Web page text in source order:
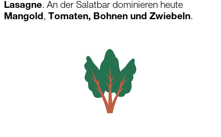
Lasagne. An der Salatbar dominieren heute
Mangold , Tomaten, Bohnen und Zwiebeln.